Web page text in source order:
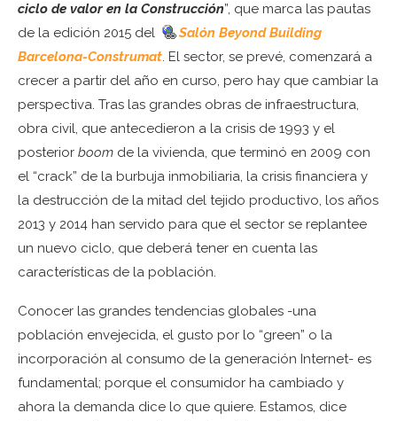
ciclo de valor en la Construcción”, que marca las pautas
de la edición 2015 del
Salón Beyond Building
Barcelona-Construmat. El sector, se prevé, comenzará a
crecer a partir del año en curso, pero hay que cambiar la
perspectiva. Tras las grandes obras de infraestructura,
obra civil, que antecedieron a la crisis de 1993 y el
posterior boom de la vivienda, que terminó en 2009 con
el “crack” de la burbuja inmobiliaria, la crisis financiera y
la destrucción de la mitad del tejido productivo, los años
2013 y 2014 han servido para que el sector se replantee
un nuevo ciclo, que deberá tener en cuenta las
características de la población.
Conocer las grandes tendencias globales -una
población envejecida, el gusto por lo “green” o la
incorporación al consumo de la generación Internet- es
fundamental; porque el consumidor ha cambiado y
ahora la demanda dice lo que quiere. Estamos, dice